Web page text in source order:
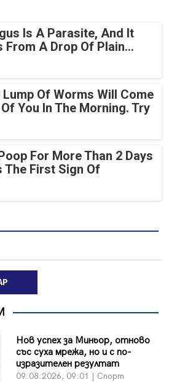
Is A Parasite, And It
From A Drop Of Plain...
Lump Of Worms Will Come
You In The Morning. Try
For More Than 2 Days
The First Sign Of
Нов успех за Миньор, отново
със суха мрежа, но и с по-
изразителен резултат
09.08.2026, 09:01 | Спорт